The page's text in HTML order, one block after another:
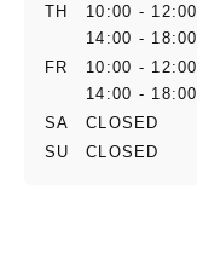
TH
10:00 - 12:00
14:00 - 18:00
FR
10:00 - 12:00
14:00 - 18:00
SA
CLOSED
SU
CLOSED